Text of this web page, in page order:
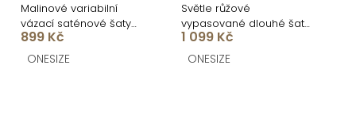
Malinové variabilní
vázací saténové šaty
899 Kč
ONESIZE
Světle růžové
vypasované dlouhé šaty
UMSEET
1 099 Kč
ONESIZE